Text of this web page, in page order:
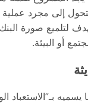
إلى مجرد
لتلميع صورة
أو البيئة.
يسميه بـ”الاستعباد